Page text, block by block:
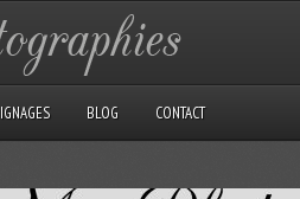
BLOG CONTACT